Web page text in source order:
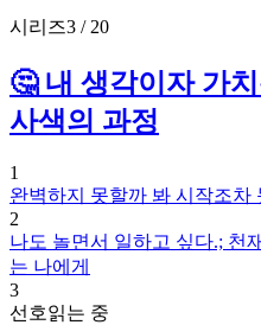
시리즈3 / 20
🤔 내 생각이자 가
사색의 과정
1
완벽하지 못할까 봐 시작조차
2
나도 놀면서 일하고 싶다.; 천
는 나에게
3
선호읽는 중